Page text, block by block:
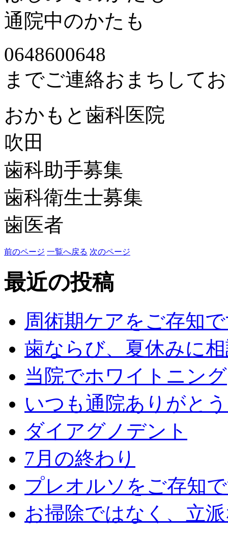
通院中のかたも
0648600648
までご連絡おまちして
おかもと歯科医院
吹田
歯科助手募集
歯科衛生士募集
歯医者
前のページ 一覧へ戻る 次のページ
最近の投稿
周術期ケアをご存知
歯ならび、夏休みに
当院でホワイトニング
いつも通院ありがと
ダイアグノデント
7月の終わり
プレオルソをご存知
お掃除ではなく、立